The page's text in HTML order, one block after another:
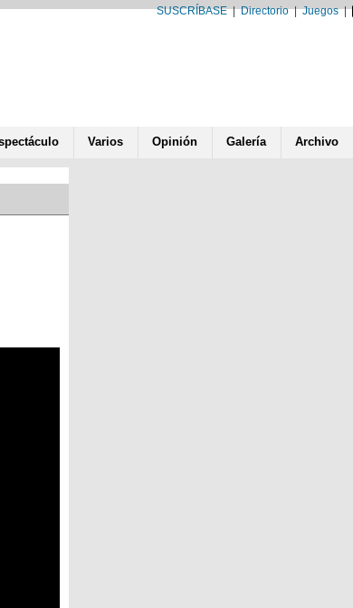
SUSCRÍBASE|Directorio|Juegos|
Varios Opinión Galería Archivo